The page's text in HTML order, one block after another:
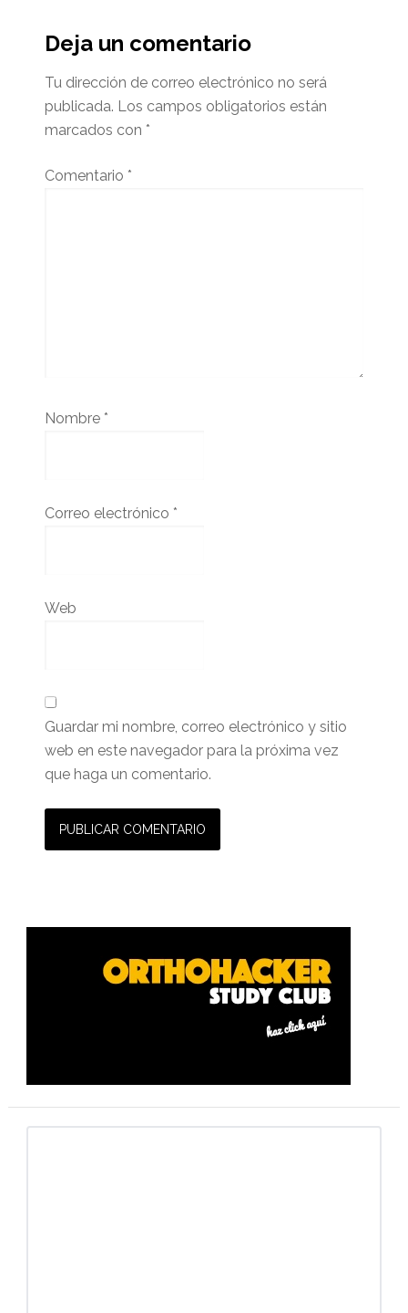
del
lector
Deja un comentario
Tu dirección de correo electrónico no será
publicada. Los campos obligatorios están
marcados con *
Comentario *
Nombre *
Correo electrónico *
Web
Guardar mi nombre, correo electrónico y sitio
web en este navegador para la próxima vez
que haga un comentario.
Barra
primaria